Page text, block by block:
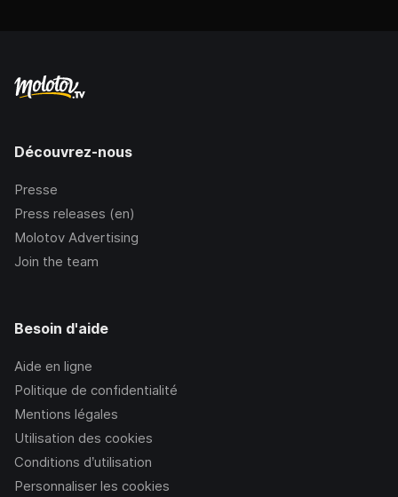
Découvrez-nous
Presse
Press releases (en)
Molotov Advertising
Join the team
Besoin d'aide
Aide en ligne
Politique de confidentialité
Mentions légales
Utilisation des cookies
Conditions d’utilisation
Personnaliser les cookies